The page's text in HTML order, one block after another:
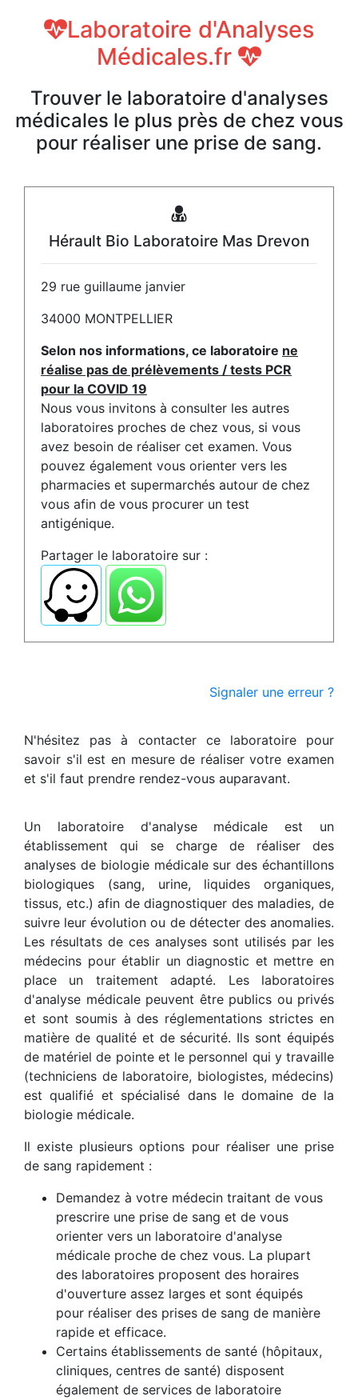
Laboratoire d'Analyses
Médicales.fr
Trouver le laboratoire d'analyses
médicales le plus près de chez vous
pour réaliser une prise de sang.
Hérault Bio Laboratoire Mas Drevon
29 rue guillaume janvier
34000 MONTPELLIER
Selon nos informations, ce laboratoire ne
réalise pas de prélèvements / tests PCR
pour la COVID 19
Nous vous invitons à consulter les autres
laboratoires proches de chez vous, si vous
avez besoin de réaliser cet examen. Vous
pouvez également vous orienter vers les
pharmacies et supermarchés autour de chez
vous afin de vous procurer un test
antigénique.
Partager le laboratoire sur :
Signaler une erreur ?
N'hésitez pas à contacter ce laboratoire pour
savoir s'il est en mesure de réaliser votre examen
et s'il faut prendre rendez-vous auparavant.
Un laboratoire d'analyse médicale est un
établissement qui se charge de réaliser des
analyses de biologie médicale sur des échantillons
biologiques (sang, urine, liquides organiques,
tissus, etc.) afin de diagnostiquer des maladies, de
suivre leur évolution ou de détecter des anomalies.
Les résultats de ces analyses sont utilisés par les
médecins pour établir un diagnostic et mettre en
place un traitement adapté. Les laboratoires
d'analyse médicale peuvent être publics ou privés
et sont soumis à des réglementations strictes en
matière de qualité et de sécurité. Ils sont équipés
de matériel de pointe et le personnel qui y travaille
(techniciens de laboratoire, biologistes, médecins)
est qualifié et spécialisé dans le domaine de la
biologie médicale.
Il existe plusieurs options pour réaliser une prise
de sang rapidement :
Demandez à votre médecin traitant de vous
prescrire une prise de sang et de vous
orienter vers un laboratoire d'analyse
médicale proche de chez vous. La plupart
des laboratoires proposent des horaires
d'ouverture assez larges et sont équipés
pour réaliser des prises de sang de manière
rapide et efficace.
Certains établissements de santé (hôpitaux,
cliniques, centres de santé) disposent
également de services de laboratoire